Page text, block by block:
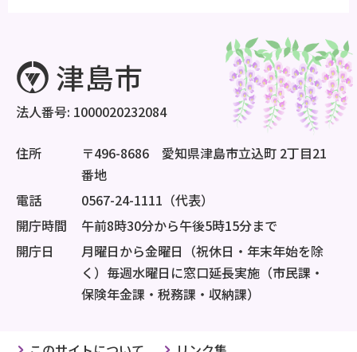
法人番号: 1000020232084
住所
〒496-8686 愛知県津島市立込町 2丁目21
番地
電話
0567-24-1111（代表）
開庁時間
午前8時30分から午後5時15分まで
開庁日
月曜日から金曜日（祝休日・年末年始を除
く）毎週水曜日に窓口延長実施（市民課・
保険年金課・税務課・収納課）